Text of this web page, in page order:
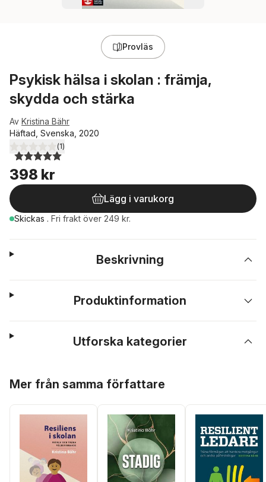
Provläs
Psykisk hälsa i skolan : främja,
skydda och stärka
Av Kristina Bähr
Häftad, Svenska, 2020
5,0utav 5 stjärnor. Totalt antal röster:
(1)
398 kr
Lägg i varukorg
Skickas . Fri frakt över 249 kr.
Beskrivning
Produktinformation
Utforska kategorier
Mer från samma författare